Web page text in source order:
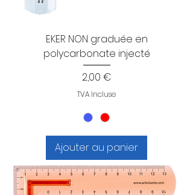
EKER NON graduée en
polycarbonate injecté
Prix
2,00 €
TVA Incluse
Ajouter au panier